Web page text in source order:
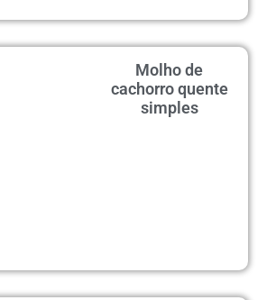
Molho de
cachorro quente
simples